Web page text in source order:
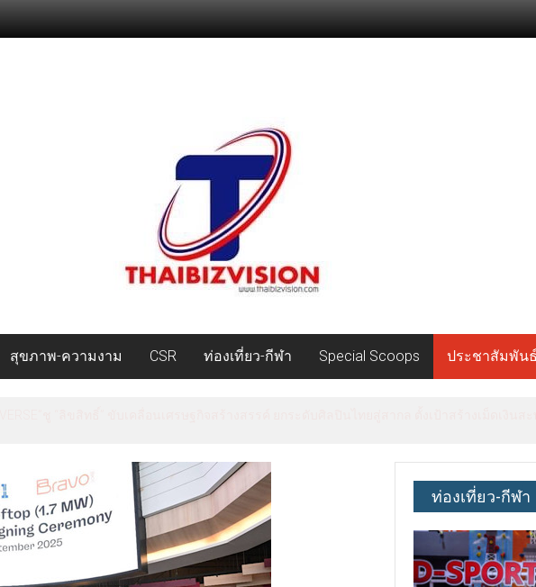
สุขภาพ-ความงาม CSR ท่องเที่ยว-กีฬา Special Scoops ประชาสัมพันธ์
ท่องเที่ยว-กีฬา